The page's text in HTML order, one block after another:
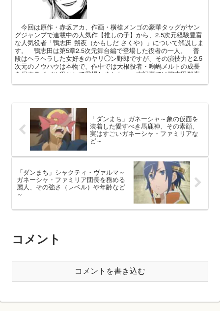
今回は原作・赤坂アカ、作画・横槍メンゴの豪華タッグがヤン
グジャンプで連載中の人気作【推しの子】から、2.5次元経験豊富
な人気役者「鴨志田 朔夜（かもしだ さくや）」について解説しま
す。 鴨志田は第5章2.5次元舞台編で登場した役者の一人。 普
段はヘラヘラした女好きのヤリ◯ン野郎ですが、その演技力と2.5
次元のノウハウは本物で、作中では大根役者・鳴嶋メルトの成長
を促すライバル役として登場しました。 本記事では鴨志田朔夜
「ダンまち」ガネーシャ～象の仮面を
装着した愛すべき馬鹿神、その素顔、
実はすごいガネーシャ・ファミリアな
ど～
「ダンまち」シャクティ・ヴァルマ～
ガネーシャ・ファミリア団長を務める
麗人、その強さ（レベル）や年齢など
～
コメント
コメントを書き込む